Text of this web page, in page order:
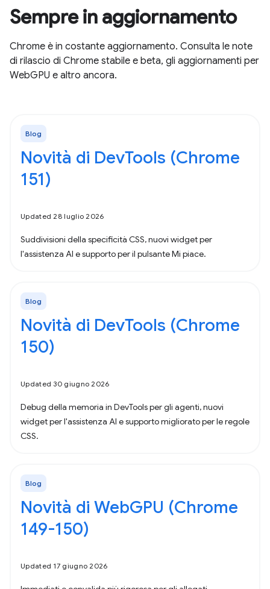
Sempre in aggiornamento
Chrome è in costante aggiornamento. Consulta le note
di rilascio di Chrome stabile e beta, gli aggiornamenti per
WebGPU e altro ancora.
Blog
Novità di DevTools (Chrome
151)
Updated 28 luglio 2026
Suddivisioni della specificità CSS, nuovi widget per
l'assistenza AI e supporto per il pulsante Mi piace.
Blog
Novità di DevTools (Chrome
150)
Updated 30 giugno 2026
Debug della memoria in DevTools per gli agenti, nuovi
widget per l'assistenza AI e supporto migliorato per le regole
CSS.
Blog
Novità di WebGPU (Chrome
149-150)
Updated 17 giugno 2026